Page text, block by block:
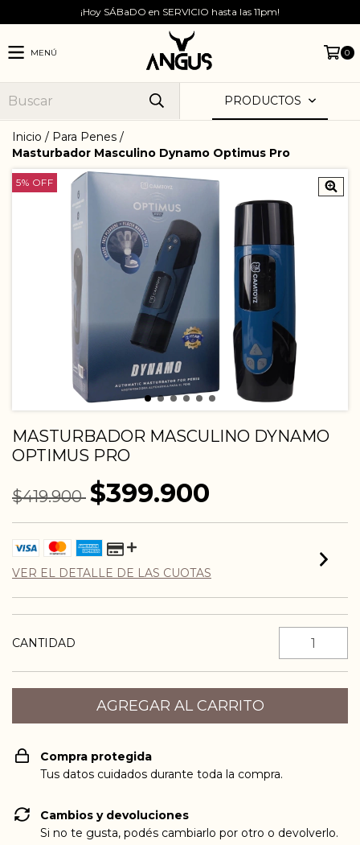
¡Hoy SÁBaDO en SERVICIO hasta las 11pm!
MENÚ 0
PRODUCTOS
Inicio / Para Penes /
Masturbador Masculino Dynamo Optimus Pro
5% OFF
MASTURBADOR MASCULINO DYNAMO
OPTIMUS PRO
$419.900 $399.900
VER EL DETALLE DE LAS CUOTAS
CANTIDAD
Compra protegida
Tus datos cuidados durante toda la compra.
Cambios y devoluciones
Si no te gusta, podés cambiarlo por otro o devolverlo.